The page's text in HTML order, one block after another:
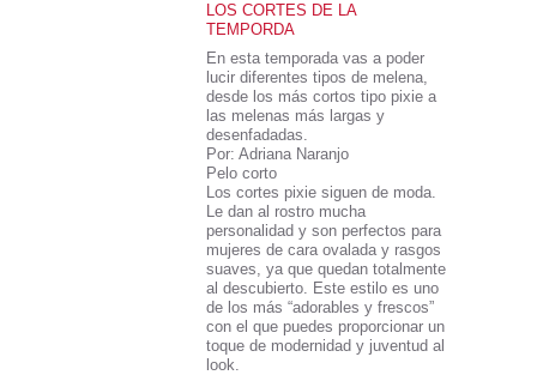
LOS CORTES DE LA
TEMPORDA
En esta temporada vas a poder
lucir diferentes tipos de melena,
desde los más cortos tipo pixie a
las melenas más largas y
desenfadadas.
Por: Adriana Naranjo
Pelo corto
Los cortes pixie siguen de moda.
Le dan al rostro mucha
personalidad y son perfectos para
mujeres de cara ovalada y rasgos
suaves, ya que quedan totalmente
al descubierto. Este estilo es uno
de los más “adorables y frescos”
con el que puedes proporcionar un
toque de modernidad y juventud al
look.